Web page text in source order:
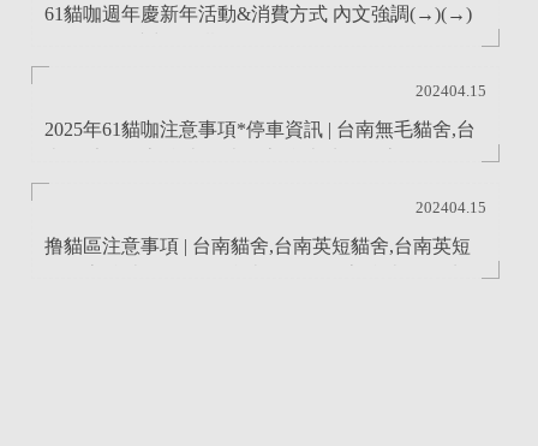
61貓咖週年慶新年活動&消費方式 內文強調(→)(→)
202404.15
2025年61貓咖注意事項*停車資訊 | 台南無毛貓舍,台
202404.15
撸貓區注意事項 | 台南貓舍,台南英短貓舍,台南英短